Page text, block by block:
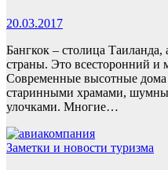
20.03.2017
Бангкок – столица
страны. Это всесторонний и
Современные высотные
старинными храмами,
улочками. Многие…
Заметки и новости туризма